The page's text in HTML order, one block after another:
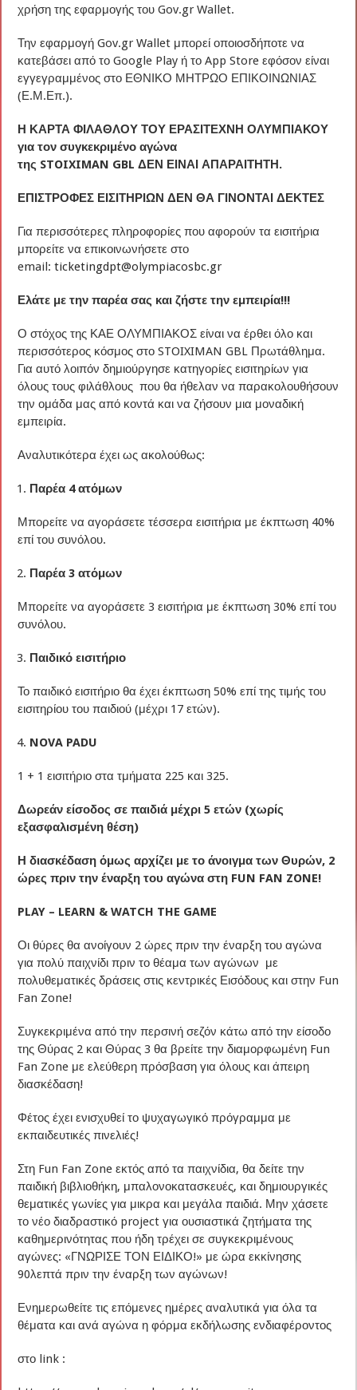
χρήση της εφαρμογής του Gov.gr Wallet.
Την εφαρμογή Gov.gr Wallet μπορεί οποιοσδήποτε να
κατεβάσει από το Google Play ή το App Store εφόσον είναι
εγγεγραμμένος στο ΕΘΝΙΚΟ ΜΗΤΡΩΟ ΕΠΙΚΟΙΝΩΝΙΑΣ
(Ε.Μ.Επ.).
Η ΚΑΡΤΑ ΦΙΛΑΘΛΟΥ ΤΟΥ ΕΡΑΣΙΤΕΧΝΗ ΟΛΥΜΠΙΑΚΟΥ
για τον συγκεκριμένο αγώνα
της STOIXIMAN GBLΔΕΝ ΕΙΝΑΙ ΑΠΑΡΑΙΤΗΤΗ.
ΕΠΙΣΤΡΟΦΕΣ ΕΙΣΙΤΗΡΙΩΝ ΔΕΝ ΘΑ ΓΙΝΟΝΤΑΙ ΔΕΚΤΕΣ
Για περισσότερες πληροφορίες που αφορούν τα εισιτήρια
μπορείτε να επικοινωνήσετε στο
email:ticketingdpt@olympiacosbc.gr
Ελάτε με την παρέα σας και ζήστε την εμπειρία!!!
Ο στόχος της ΚΑΕ ΟΛΥΜΠΙΑΚΟΣ είναι να έρθει όλο και
περισσότερος κόσμος στο STOIXIMAN GBL Πρωτάθλημα.
Για αυτό λοιπόν δημιούργησε κατηγορίες εισιτηρίων για
όλους τους φιλάθλους που θα ήθελαν να παρακολουθήσουν
την ομάδα μας από κοντά και να ζήσουν μια μοναδική
εμπειρία.
Αναλυτικότερα έχει ως ακολούθως:
Παρέα 4 ατόμων
Μπορείτε να αγοράσετε τέσσερα εισιτήρια με έκπτωση 40%
επί του συνόλου.
Παρέα 3 ατόμων
Μπορείτε να αγοράσετε 3 εισιτήρια με έκπτωση 30% επί του
συνόλου.
Παιδικό εισιτήριο
Το παιδικό εισιτήριο θα έχει έκπτωση 50% επί της τιμής του
εισιτηρίου του παιδιού (μέχρι 17 ετών).
NOVA PADU
1 + 1 εισιτήριο στα τμήματα 225 και 325.
Δωρεάν είσοδος σε παιδιά μέχρι 5 ετών (χωρίς
εξασφαλισμένη θέση)
Η διασκέδαση όμως αρχίζει με το άνοιγμα των Θυρών, 2
ώρες πριν την έναρξη του αγώνα στη FUN FAN ZONE!
PLAY – LEARN & WATCH THE GAME
Οι θύρες θα ανοίγουν 2 ώρες πριν την έναρξη του αγώνα
για πολύ παιχνίδι πριν το θέαμα των αγώνων με
πολυθεματικές δράσεις στις κεντρικές Εισόδους και στην Fun
Fan Zone!
Συγκεκριμένα από την περσινή σεζόν κάτω από την είσοδο
της Θύρας 2 και Θύρας 3 θα βρείτε την διαμορφωμένη Fun
Fan Zone με ελεύθερη πρόσβαση για όλους και άπειρη
διασκέδαση!
Φέτος έχει ενισχυθεί το ψυχαγωγικό πρόγραμμα με
εκπαιδευτικές πινελιές!
Στη Fun Fan Zone εκτός από τα παιχνίδια, θα δείτε την
παιδική βιβλιοθήκη, μπαλονοκατασκευές, και δημιουργικές
θεματικές γωνίες για μικρα και μεγάλα παιδιά. Μην χάσετε
το νέο διαδραστικό project για ουσιαστικά ζητήματα της
καθημερινότητας που ήδη τρέχει σε συγκεκριμένους
αγώνες: «ΓΝΩΡΙΣΕ ΤΟΝ ΕΙΔΙΚΟ!» με ώρα εκκίνησης
90λεπτά πριν την έναρξη των αγώνων!
Ενημερωθείτε τις επόμενες ημέρες αναλυτικά για όλα τα
θέματα και ανά αγώνα η φόρμα εκδήλωσης ενδιαφέροντος
στο link :